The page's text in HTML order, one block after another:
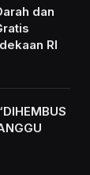
dan
RI